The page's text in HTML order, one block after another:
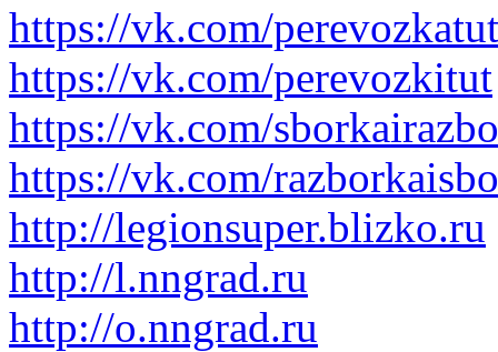
https://vk.com/perevozkatut
https://vk.com/perevozkitut
https://vk.com/
https://vk.com/
http://legionsuper.blizko.ru
http://l.nngrad.ru
http://o.nngrad.ru